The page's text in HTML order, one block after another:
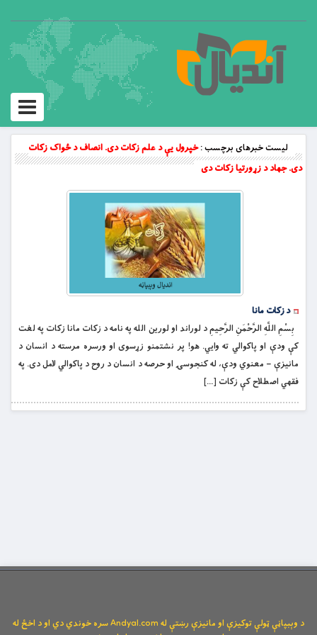
Toggle
لیست خبرهای برچسب :خپرول یې د علم زکات دی. انصاف د ځواک زکات
دی. جهاد د زړورتیا زکات دی
د زکات مانا
بِسْمِ اللَّهِ الرَّحْمَنِ الرَّحِيمِ د لوراند او لورین الله په نامه د زکات مانا زکات په لغت
کې ودې او پاکوالي ته وايي. هو! پر نشتمنو زړسوی او ورسره مرسته د انسان د
مانیزې – معنوي ودې، له کنجوسۍ او حرصه د انسان د روح د پاکوالي لامل دی. په
فقهي اصطلاح کې زکات […]
د وېبپاڼې ټولې توکیزې او مانیزې رښتې له Andyal.com سره خوندي دي او د اخځ له